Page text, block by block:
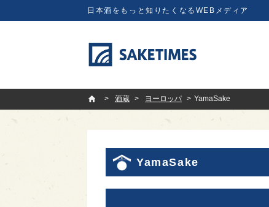
日本酒をもっと知りたくなるWEBメディア
SAKETIMES
酒蔵
ヨーロッパ YamaSake
YamaSake